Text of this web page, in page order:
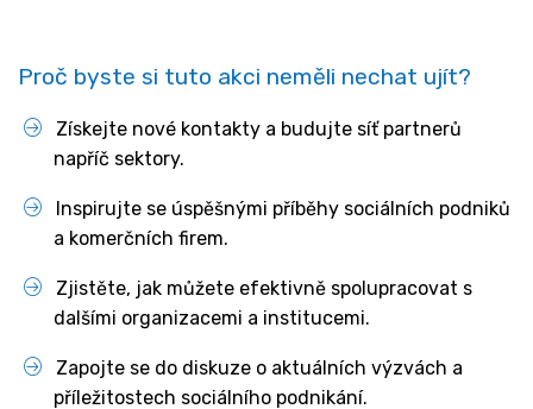
Proč byste si tuto akci neměli nechat ujít?
Získejte nové kontakty a budujte síť partnerů
napříč sektory.
Inspirujte se úspěšnými příběhy sociálních podniků
a komerčních firem.
Zjistěte, jak můžete efektivně spolupracovat s
dalšími organizacemi a institucemi.
Zapojte se do diskuze o aktuálních výzvách a
příležitostech sociálního podnikání.